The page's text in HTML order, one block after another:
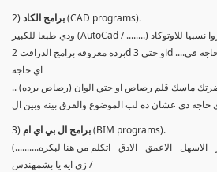
2) برامج الكاد(CAD programs).
برده معروفه برامج الدرافت 2d او حتي 3d ....برامج خاصه بالرسم ...رسم اي حاجه في
اي حاجه
ماسك قلم رصاص او حتي الوان (رصاص برده) ..
3) برامج ال بي اي ام(BIM programs).
زي ايه يا بشمهندس /